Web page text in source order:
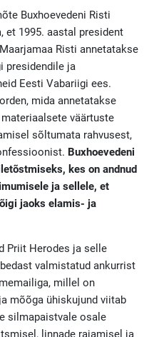
Buxhoevedeni Risti
et 1995. aastal president
Risti annetatakse
presidendile ja
Eesti Vabariigi ees.
mida annetatakse
väärtuste
sõltumata rahvusest,
Buxhoevedeni
kes on andnud
ja sellele, et
jaoks elamis- ja
Priit Herodes ja selle
valmistatud ankurrist
millel on
mõõga ühiskujund viitab
silmapaistvale osale
linnade rajamisel ja